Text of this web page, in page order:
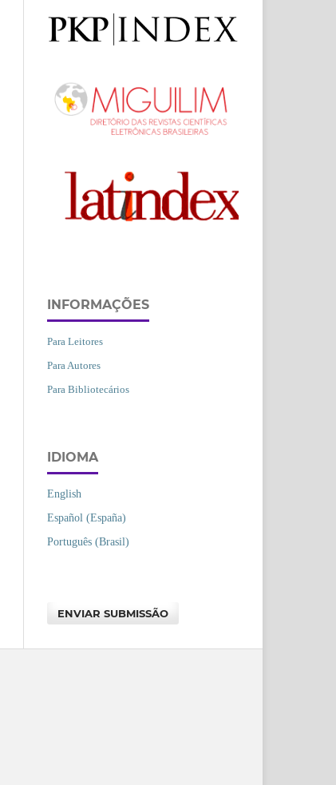
INFORMAÇÕES
Para Leitores
Para Autores
Para Bibliotecários
IDIOMA
English
Español (España)
Português (Brasil)
ENVIAR SUBMISSÃO